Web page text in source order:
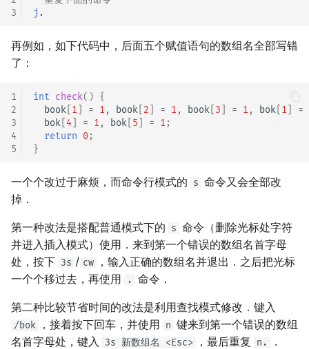
3
j
再例如，如下代码中，后面五个赋值语句的数组名全部写错
了：
1
2
3
4
5
int check() {
book 1 = 1 , book 2 = 1 , book 3 = 1 , bok 1
=
bok 4 = 1 , bok 5 = 1 ;
return 0;
}
一个个改过于麻烦，而命令行模式的 s 命令又会全部改
掉．
第一种改法是搭配普通模式下的 s 命令（删除光标处字符
并进入插入模式）使用．来到第一个错误的数组名首字母
处，按下 3s / cw
，输入正确的数组名并退出．之后把光标
一个个移过去，再使用
. 命令．
第二种比较节省时间的改法是利用查找模式修改．键入
/bok ，接着按下回车，并使用 n 键来到第一个错误的数组
名首字母处，键入
3s 新数组名 <Esc> ，最后重复 n. ．